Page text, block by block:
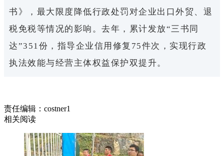
书》，最大限度降低行政处罚对企业出口外贸、退
税免税等情况的影响。去年，累计发放“三书同
达”351份，指导企业信用修复75件次，实现行政
执法效能与经营主体权益保护双提升。
责任编辑：costner1
相关阅读